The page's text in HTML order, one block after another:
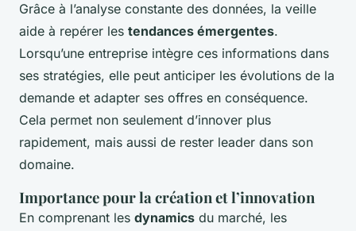
Grâce à l’analyse constante des données, la veille
aide à repérer les tendances émergentes.
Lorsqu’une entreprise intègre ces informations dans
ses stratégies, elle peut anticiper les évolutions de la
demande et adapter ses offres en conséquence.
Cela permet non seulement d’innover plus
rapidement, mais aussi de rester leader dans son
domaine.
Importance pour la création et l’innovation
En comprenant les dynamics du marché, les